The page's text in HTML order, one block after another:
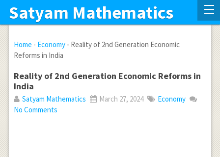
Satyam Mathematics
Home - Economy- Reality of 2nd Generation Economic
Reforms in India
Reality of 2nd Generation Economic Reforms in
India
Satyam Mathematics March 27, 2024
Economy
No Comments